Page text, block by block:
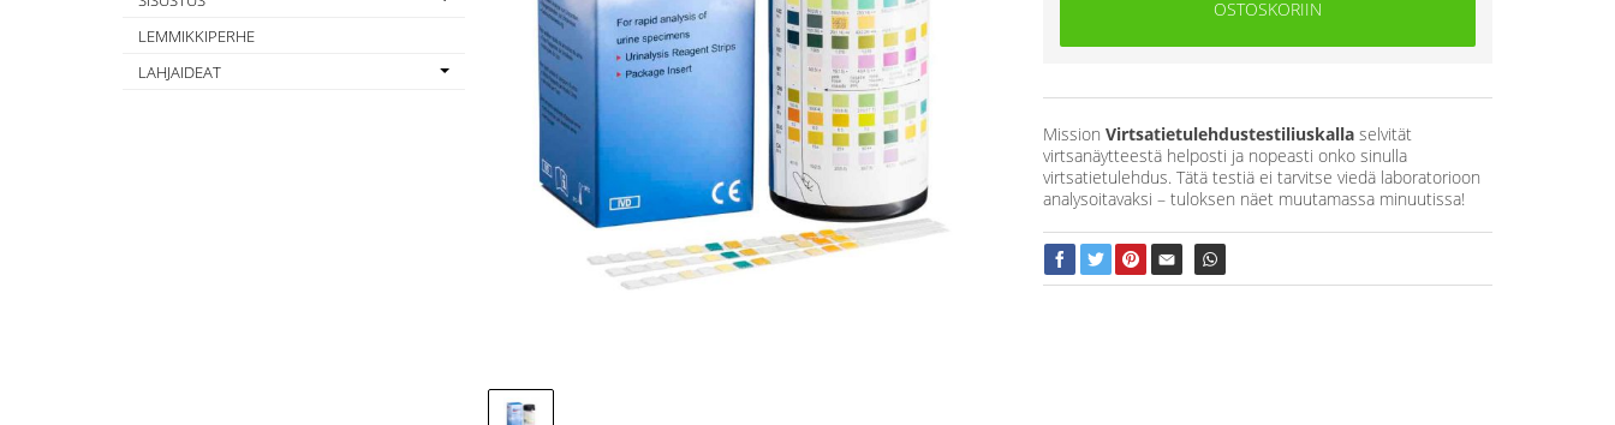
OSTOSKORIIN
Mission Virtsatietulehdustestiliuskallaselvität
virtsanäytteestä helposti ja nopeasti onko sinulla
virtsatietulehdus. Tätä testiä ei tarvitse viedä laboratorioon
analysoitavaksi – tuloksen näet muutamassa minuutissa!
LEMMIKKIPERHE
LAHJAIDEAT